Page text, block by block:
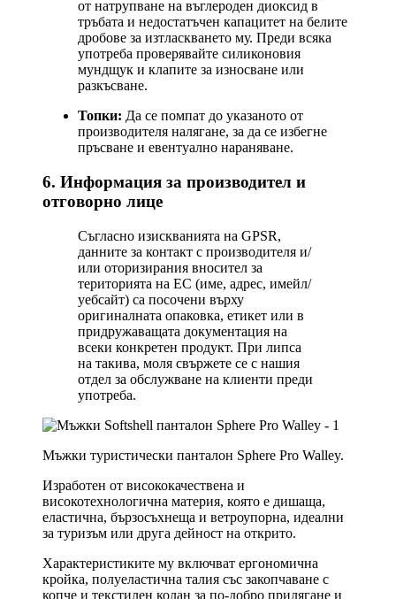
от натрупване на въглероден диоксид в
тръбата и недостатъчен капацитет на белите
дробове за изтласкването му. Преди всяка
употреба проверявайте силиконовия
мундщук и клапите за износване или
разкъсване.
Топки: Да се помпат до указаното от
производителя налягане, за да се избегне
пръсване и евентуално нараняване.
6. Информация за производител и
отговорно лице
Съгласно изискванията на GPSR,
данните за контакт с производителя и/
или оторизирания вносител за
територията на ЕС (име, адрес, имейл/
уебсайт) са посочени върху
оригиналната опаковка, етикет или в
придружаващата документация на
всеки конкретен продукт. При липса
на такива, моля свържете се с нашия
отдел за обслужване на клиенти преди
употреба.
Мъжки туристически панталон Sphere Pro Walley.
Изработен от висококачественa и
високотехнологична материя, която е дишаща,
еластична, бързосъхнеща и ветроупорна, идеални
за туризъм или друга дейност на открито.
Характеристиките му включват ергономична
кройка, полуеластична талия със закопчаване с
копче и текстилен колан за по-добро прилягане и